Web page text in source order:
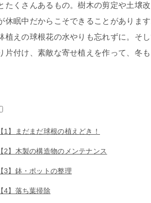
たくさんあるもの。樹木の剪定や土壌
休眠中だからこそできることがありま
植えの球根花の水やりも忘れずに。そ
片付け、素敵な寄せ植えを作って、冬
【1】まだまだ球根の植えどき！
【2】木製の構造物のメンテナンス
【3】鉢・ポットの整理
【4】落ち葉掃除